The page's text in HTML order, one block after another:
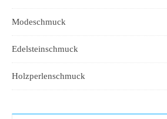
Modeschmuck
Edelsteinschmuck
Holzperlenschmuck